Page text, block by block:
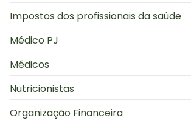
Impostos dos profissionais da saúde
Médico PJ
Médicos
Nutricionistas
Organização Financeira